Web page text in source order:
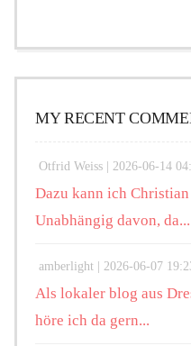
MY RECENT
Otfrid Weiss | 2026-06-14
Dazu kann ich
Unabhängig davon, da...
amberlight | 2026-06-07
Als lokaler blog aus
höre ich da gern...